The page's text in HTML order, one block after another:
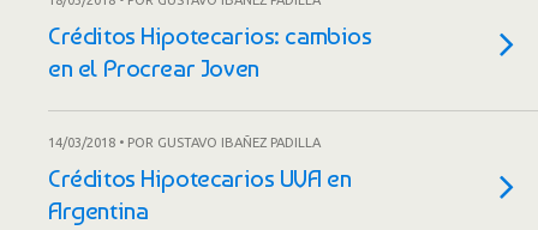
Créditos Hipotecarios: cambios
en el Procrear Joven
14/03/2018 • POR GUSTAVO IBAÑEZ PADILLA
Créditos Hipotecarios UVA en
Argentina